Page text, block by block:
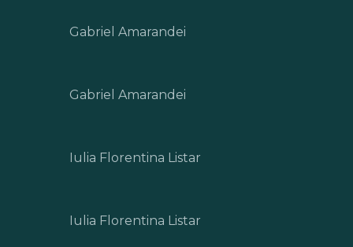
Gabriel Amarandei
Gabriel Amarandei
Iulia Florentina Listar
Iulia Florentina Listar